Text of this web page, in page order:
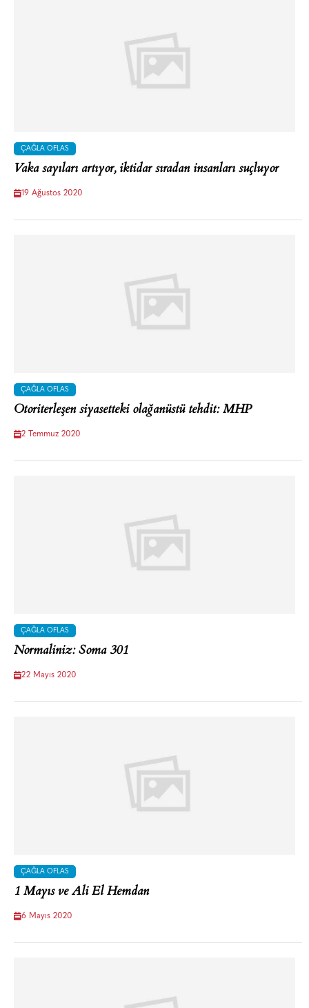
ÇAĞLA OFLAS
Vaka sayıları artıyor, iktidar sıradan insanları suçluyor
19 Ağustos 2020
ÇAĞLA OFLAS
Otoriterleşen siyasetteki olağanüstü tehdit: MHP
2 Temmuz 2020
ÇAĞLA OFLAS
Normaliniz: Soma 301
22 Mayıs 2020
ÇAĞLA OFLAS
1 Mayıs ve Ali El Hemdan
6 Mayıs 2020